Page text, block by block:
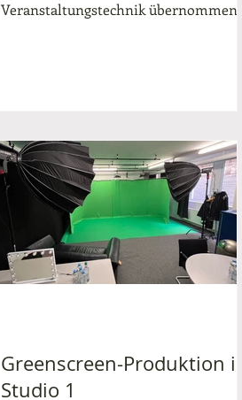
Veranstaltungstechnik übernommen –
Greenscreen-Produktion in
Studio 1